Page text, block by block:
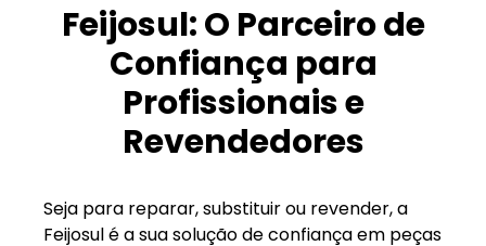
Feijosul: O Parceiro de
Confiança para
Profissionais e
Revendedores
Seja para reparar, substituir ou revender, a
Feijosul é a sua solução de confiança em peças